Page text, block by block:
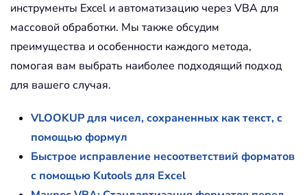
инструменты Excel и автоматизацию через VBA для
массовой обработки. Мы также обсудим
преимущества и особенности каждого метода,
помогая вам выбрать наиболее подходящий подход
для вашего случая.
VLOOKUP для чисел, сохраненных как текст, с
помощью формул
Быстрое исправление несоответствий форматов
с помощью Kutools для Excel